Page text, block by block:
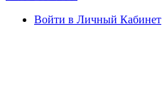
Войти в Личный Кабинет